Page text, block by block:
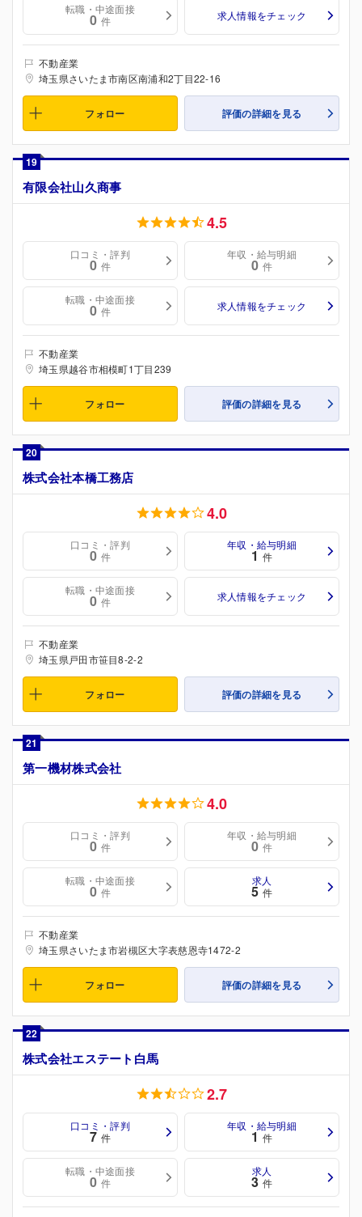
転職・中途面接
0 件 求人情報をチェック
不動産業
埼玉県さいたま市南区南浦和2丁目22-16
フォロー 評価の詳細を見る
19
有限会社山久商事
4.5
口コミ・評判
0 件
年収・給与明細
0 件
転職・中途面接
0 件 求人情報をチェック
不動産業
埼玉県越谷市相模町1丁目239
フォロー 評価の詳細を見る
20
株式会社本橋工務店
4.0
口コミ・評判
0 件
年収・給与明細
1 件
転職・中途面接
0 件 求人情報をチェック
不動産業
埼玉県戸田市笹目8-2-2
フォロー 評価の詳細を見る
21
第一機材株式会社
4.0
口コミ・評判
0 件
年収・給与明細
0 件
転職・中途面接
0 件
求人
5 件
不動産業
埼玉県さいたま市岩槻区大字表慈恩寺1472-2
フォロー 評価の詳細を見る
22
株式会社エステート白馬
2.7
口コミ・評判
7 件
年収・給与明細
1 件
転職・中途面接
0 件
求人
3 件